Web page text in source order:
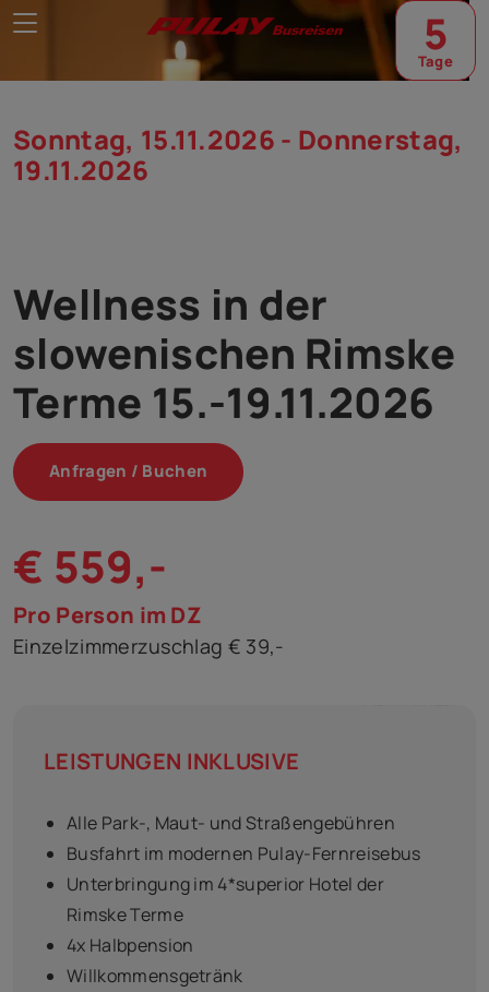
5
Tage
Sonntag, 15.11.2026 - Donnerstag,
19.11.2026
Wellness in der
slowenischen Rimske
Terme 15.-19.11.2026
Anfragen / Buchen
€ 559,-
Pro Person im DZ
Einzelzimmerzuschlag € 39,-
LEISTUNGEN INKLUSIVE
Alle Park-, Maut- und Straßengebühren
Busfahrt im modernen Pulay-Fernreisebus
Unterbringung im 4*superior Hotel der
Rimske Terme
4x Halbpension
Willkommensgetränk